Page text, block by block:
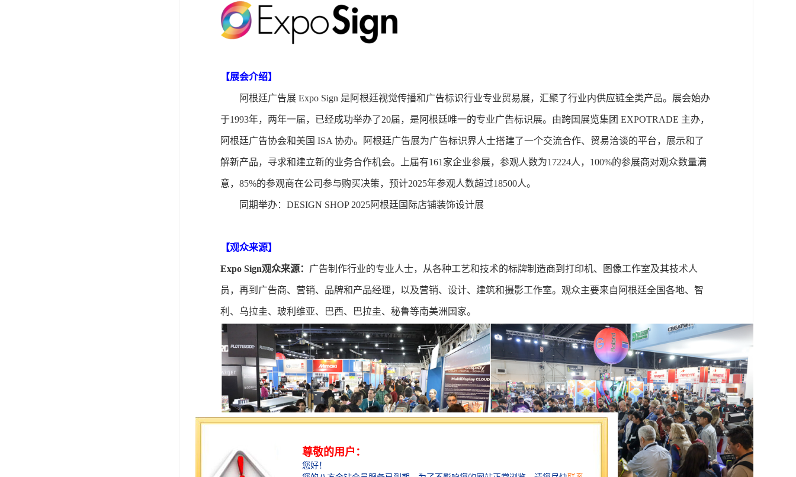
【展会介绍】
阿根廷广告展 Expo Sign 是阿根廷视觉传播和广告标识行业专业贸易展，汇聚了行业内供应链全类产品。展会始办
于1993年，两年一届， 已经成功举办了20届， 是阿根廷唯一的专业广告标识展。由跨国展览集团 EXPOTRADE 主办，
阿根廷广告协会和美国 ISA 协办。阿根廷广告展为广告标识界人士搭建了一个交流合作、贸易洽谈的平台，展示和了
解新产品，寻求和建立新的业务合作机会。 上届有161家企业参展，参观人数为17224人，100%的参展商对观众数量满
意，85%的参观商在公司参与购买决策，预计2025年参观人数超过18500人。
同期举办： DESIGN SHOP 2025阿根廷国际店铺装饰设计展
【观众来源】
Expo Sign观众来源： 广告制作行业的专业人士，从各种工艺和技术的标牌制造商到打印机、图像工作室及其技术人
员，再到广告商、营销、品牌和产品经理，以及营销、设计、建筑和摄影工作室。观众主要来自阿根廷全国各地、智
利、乌拉圭、玻利维亚、巴西、巴拉圭、秘鲁等南美洲国家。